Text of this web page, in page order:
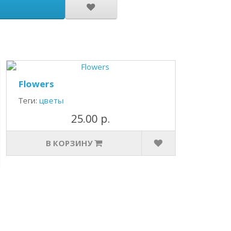
Flowers
Теги: цветы
25.00 р.
В КОРЗИНУ